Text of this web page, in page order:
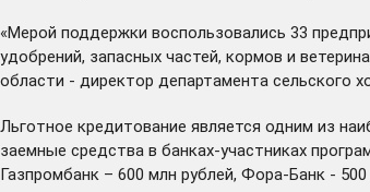
«Мерой поддержки воспользовались 33
удобрений, запасных частей, кормов и
области - директор департамента сельского
Льготное кредитование является одним из
заемные средства в банках-участниках
Газпромбанк – 600 млн рублей, Фора-Банк -